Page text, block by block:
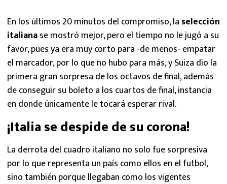
En los últimos 20 minutos del compromiso, la selección
italianase mostró mejor, pero el tiempo no le jugó a su
favor, pues ya era muy corto para -de menos- empatar
el marcador, por lo que no hubo para más, y Suiza dio la
primera gran sorpresa de los octavos de final, además
de conseguir su boleto a los cuartos de final, instancia
en donde únicamente le tocará esperar rival.
¡Italia se despide de su corona!
La derrota del cuadro italiano no solo fue sorpresiva
por lo que representa un país como ellos en el futbol,
sino también porque llegaban como los vigentes